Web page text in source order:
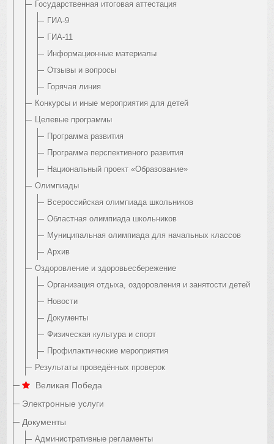
Государственная итоговая аттестация
ГИА-9
ГИА-11
Информационные материалы
Отзывы и вопросы
Горячая линия
Конкурсы и иные мероприятия для детей
Целевые программы
Программа развития
Программа перспективного развития
Национальный проект «Образование»
Олимпиады
Всероссийская олимпиада школьников
Областная олимпиада школьников
Муниципальная олимпиада для начальных классов
Архив
Оздоровление и здоровьесбережение
Организация отдыха, оздоровления и занятости детей
Новости
Документы
Физическая культура и спорт
Профилактические мероприятия
Результаты проведённых проверок
Великая Победа
Электронные услуги
Документы
Административные регламенты